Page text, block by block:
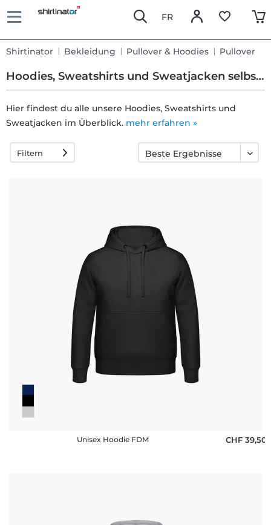
FR
Shirtinator Bekleidung Pullover & Hoodies Pullover
Hoodies, Sweatshirts und Sweatjacken selbst gestalten und bedrucken
Schnelle
Lieferung
Rückgaberecht
Hier findest du alle unsere Hoodies, Sweatshirts und
Sweatjacken im Überblick. mehr erfahren »
Filtern
Unisex Hoodie FDM CHF 39,50